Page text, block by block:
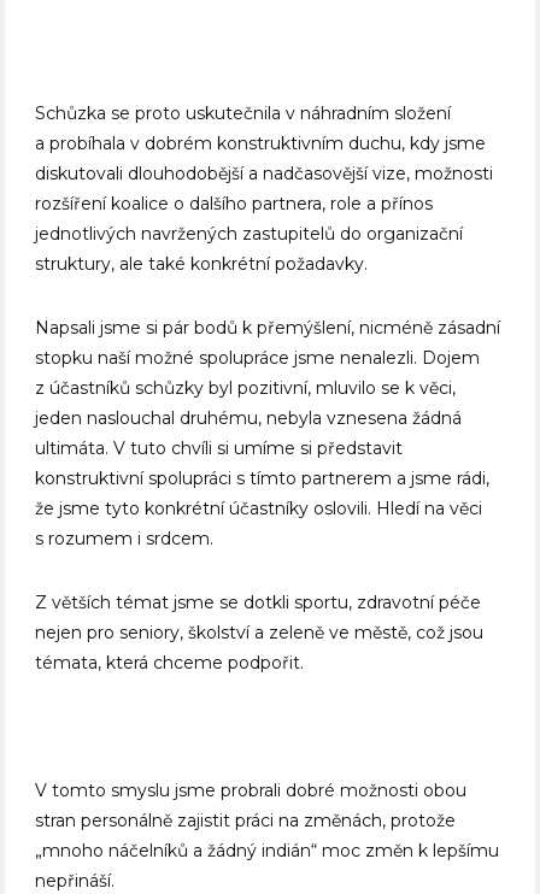
Schůzka se proto uskutečnila v náhradním složení
a probíhala v dobrém konstruktivním duchu, kdy jsme
diskutovali dlouhodobější a nadčasovější vize, možnosti
rozšíření koalice o dalšího partnera, role a přínos
jednotlivých navržených zastupitelů do organizační
struktury, ale také konkrétní požadavky.
Napsali jsme si pár bodů k přemýšlení, nicméně zásadní
stopku naší možné spolupráce jsme nenalezli. Dojem
z účastníků schůzky byl pozitivní, mluvilo se k věci,
jeden naslouchal druhému, nebyla vznesena žádná
ultimáta. V tuto chvíli si umíme si představit
konstruktivní spolupráci s tímto partnerem a jsme rádi,
že jsme tyto konkrétní účastníky oslovili. Hledí na věci
s rozumem i srdcem.
Z větších témat jsme se dotkli sportu, zdravotní péče
nejen pro seniory, školství a zeleně ve městě, což jsou
témata, která chceme podpořit.
V tomto smyslu jsme probrali dobré možnosti obou
stran personálně zajistit práci na změnách, protože
„mnoho náčelníků a žádný indián“ moc změn k lepšímu
nepřináší.